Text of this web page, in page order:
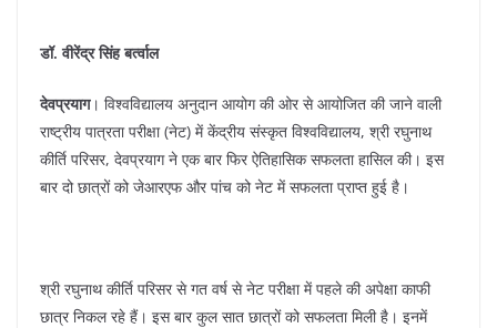
o
k
p
डॉ. वीरेंद्र सिंह बर्त्वाल
देवप्रयाग। विश्वविद्यालय अनुदान आयोग की ओर से आयोजित की जाने वाली
राष्ट्रीय पात्रता परीक्षा (नेट) में केंद्रीय संस्कृत विश्वविद्यालय, श्री रघुनाथ
कीर्ति परिसर, देवप्रयाग ने एक बार फिर ऐतिहासिक सफलता हासिल की। इस
बार दो छात्रों को जेआरएफ और पांच को नेट में सफलता प्राप्त हुई है।
श्री रघुनाथ कीर्ति परिसर से गत वर्ष से नेट परीक्षा में पहले की अपेक्षा काफी
छात्र निकल रहे हैं। इस बार कुल सात छात्रों को सफलता मिली है। इनमें